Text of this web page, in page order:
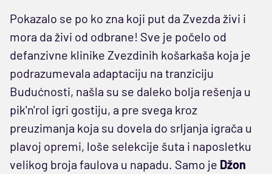
Pokazalo se po ko zna koji put da Zvezda živi i
mora da živi od odbrane! Sve je počelo od
defanzivne klinike Zvezdinih košarkaša koja je
podrazumevala adaptaciju na tranziciju
Budućnosti, našla su se daleko bolja rešenja u
pik'n'rol igri gostiju, a pre svega kroz
preuzimanja koja su dovela do srljanja igrača u
plavoj opremi, loše selekcije šuta i naposletku
velikog broja faulova u napadu. Samo je Džon